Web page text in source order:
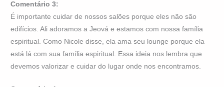
Comentário 3:
É importante cuidar de nossos salões porque eles não são
edifícios. Ali adoramos a Jeová e estamos com nossa família
espiritual. Como Nicole disse, ela ama seu lounge porque ela
está lá com sua família espiritual. Essa ideia nos lembra que
devemos valorizar e cuidar do lugar onde nos encontramos.